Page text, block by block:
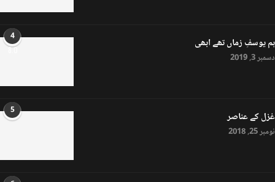
4
8.0 ہم یوسفِ زماں تھے ابھی
دسمبر 3, 2019
5 غزل کے عناصر
نومبر 25, 2018